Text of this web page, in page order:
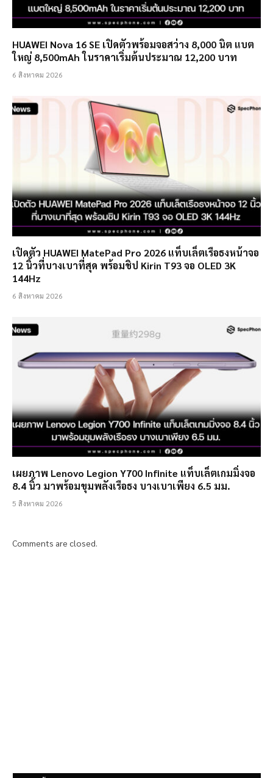
HUAWEI Nova 16 SE เปิดตัวพร้อมจอสว่าง 8,000 นิต แบต
ใหญ่ 8,500mAh ในราคาเริ่มต้นประมาณ 12,200 บาท
6 สิงหาคม 2026
เปิดตัว HUAWEI MatePad Pro 2026 แท็บเล็ตเรือธงหน้าจอ
12 นิ้วที่บางเบาที่สุด พร้อมชิป Kirin T93 จอ OLED 3K
144Hz
6 สิงหาคม 2026
เผยภาพ Lenovo Legion Y700 Infinite แท็บเล็ตเกมมิ่งจอ
8.4 นิ้ว มาพร้อมขุมพลังเรือธง บางเบาเพียง 6.5 มม.
5 สิงหาคม 2026
Comments are closed.